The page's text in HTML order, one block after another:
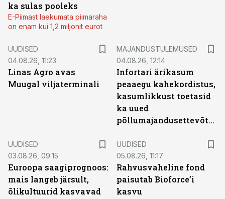
ka sulas pooleks
E-Piimast laekumata piimaraha
on enam kui 1,2 miljonit eurot
UUDISED
04.08.26, 11:23
Linas Agro avas
Muugal viljaterminali
MAJANDUSTULEMUSED
04.08.26, 12:14
Infortari ärikasum
peaaegu kahekordistus,
kasumlikkust toetasid
ka uued
põllumajandusettevõtted
UUDISED
03.08.26, 09:15
Euroopa saagiprognoos:
mais langeb järsult,
õlikultuurid kasvavad
UUDISED
05.08.26, 11:17
Rahvusvaheline fond
paisutab Bioforce’i
kasvu